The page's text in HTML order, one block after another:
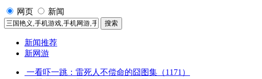
网页 新闻
新闻推荐
新网游
一看吓一跳：雷死人不偿命的囧图集（1171）